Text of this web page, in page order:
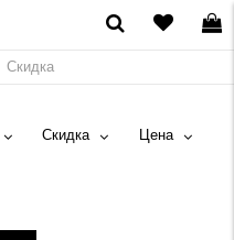
Скидка
Скидка Цена